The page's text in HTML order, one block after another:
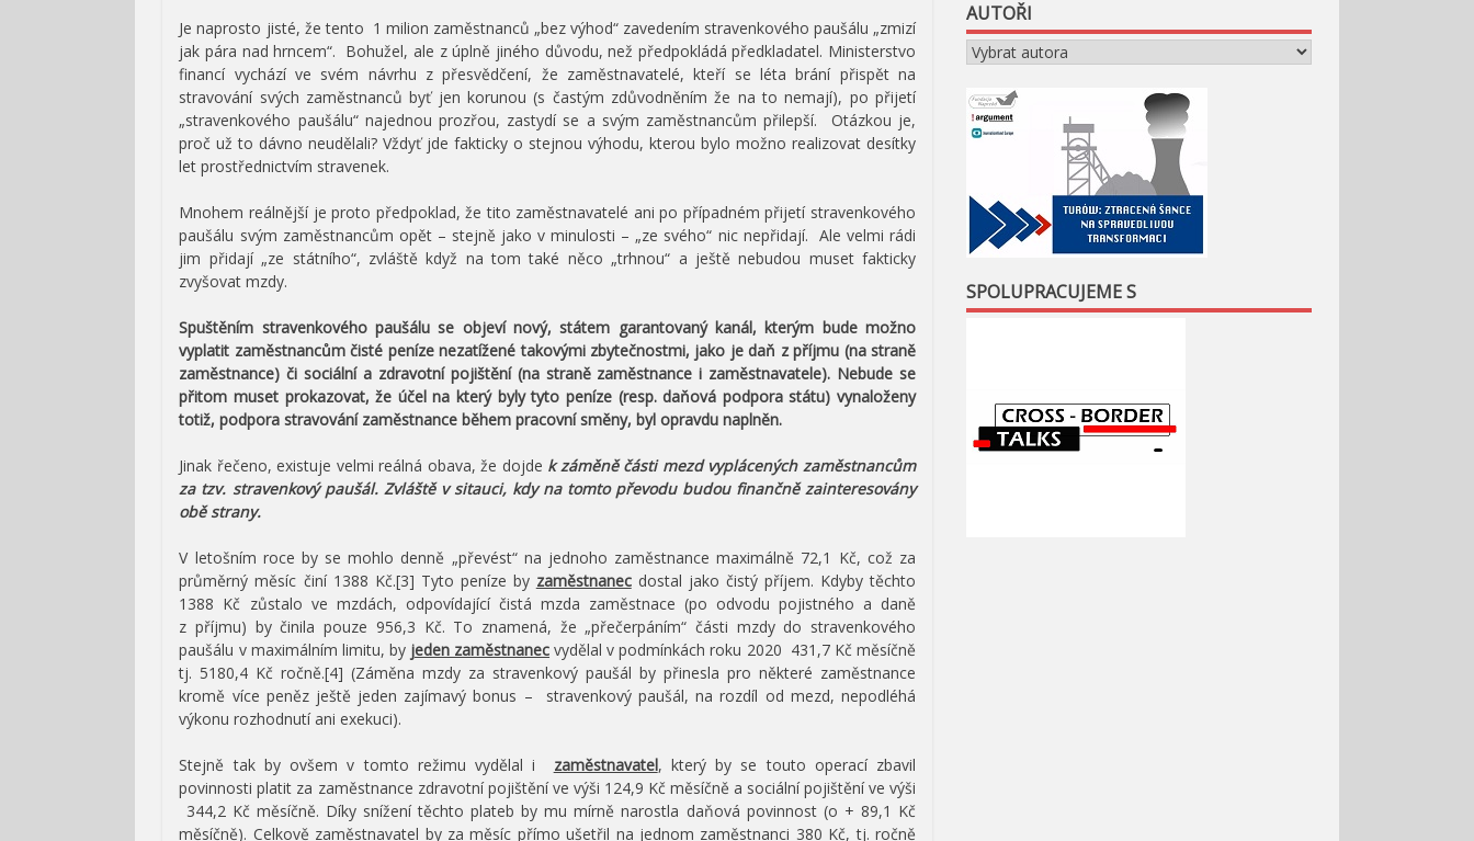
Je naprosto jisté, že tento 1 milion zaměstnanců „bez výhod“ zavedením stravenkového paušálu „zmizí
jak pára nad hrncem“. Bohužel, ale z úplně jiného důvodu, než předpokládá předkladatel. Ministerstvo
financí vychází ve svém návrhu z přesvědčení, že zaměstnavatelé, kteří se léta brání přispět na
stravování svých zaměstnanců byť jen korunou (s častým zdůvodněním že na to nemají), po přijetí
„stravenkového paušálu“ najednou prozřou, zastydí se a svým zaměstnancům přilepší. Otázkou je,
proč už to dávno neudělali? Vždyť jde fakticky o stejnou výhodu, kterou bylo možno realizovat desítky
let prostřednictvím stravenek.
Mnohem reálnější je proto předpoklad, že tito zaměstnavatelé ani po případném přijetí stravenkového
paušálu svým zaměstnancům opět – stejně jako v minulosti – „ze svého“ nic nepřidají. Ale velmi rádi
jim přidají „ze státního“, zvláště když na tom také něco „trhnou“ a ještě nebudou muset fakticky
zvyšovat mzdy.
Spuštěním stravenkového paušálu se objeví nový, státem garantovaný kanál, kterým bude možno
vyplatit zaměstnancům čisté peníze nezatížené takovými zbytečnostmi, jako je daň z příjmu (na straně
zaměstnance) či sociální a zdravotní pojištění (na straně zaměstnance i zaměstnavatele). Nebude se
přitom muset prokazovat, že účel na který byly tyto peníze (resp. daňová podpora státu) vynaloženy
totiž, podpora stravování zaměstnance během pracovní směny, byl opravdu naplněn.
Jinak řečeno, existuje velmi reálná obava, že dojde k záměně části mezd vyplácených zaměstnancům
za tzv. stravenkový paušál. Zvláště v sitauci, kdy na tomto převodu budou finančně zainteresovány
obě strany.
V letošním roce by se mohlo denně „převést“ na jednoho zaměstnance maximálně 72,1 Kč, což za
průměrný měsíc činí 1388 Kč.[3] Tyto peníze by zaměstnanecdostal jako čistý příjem. Kdyby těchto
1388 Kč zůstalo ve mzdách, odpovídající čistá mzda zaměstnace (po odvodu pojistného a daně
z příjmu) by činila pouze 956,3 Kč. To znamená, že „přečerpáním“ části mzdy do stravenkového
paušálu v maximálním limitu, by jeden zaměstnanec vydělal v podmínkách roku 2020 431,7 Kč měsíčně
tj. 5180,4 Kč ročně.[4] (Záměna mzdy za stravenkový paušál by přinesla pro některé zaměstnance
kromě více peněz ještě jeden zajímavý bonus – stravenkový paušál, na rozdíl od mezd, nepodléhá
výkonu rozhodnutí ani exekuci).
Stejně tak by ovšem v tomto režimu vydělal i zaměstnavatel, který by se touto operací zbavil
povinnosti platit za zaměstnance zdravotní pojištění ve výši 124,9 Kč měsíčně a sociální pojištění ve výši
344,2 Kč měsíčně. Díky snížení těchto plateb by mu mírně narostla daňová povinnost (o + 89,1 Kč
měsíčně). Celkově zaměstnavatel by za měsíc přímo ušetřil na jednom zaměstnanci 380 Kč, tj. ročně
AUTOŘI
SPOLUPRACUJEME S